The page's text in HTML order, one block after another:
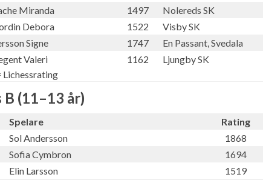
Miranda 1497 Nolereds SK
Debora 1522 Visby SK
Signe 1747 En Passant, Svedala
Valeri 1162 Ljungby SK
Lichessrating
B (11–13 år)
Spelare Rating
Sol Andersson 1868
Sofia Cymbron 1694
Elin Larsson 1519